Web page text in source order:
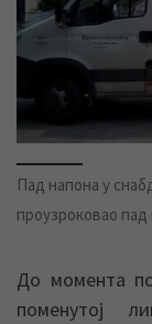
Пад напона у
проузроковао
До момента
поменутој